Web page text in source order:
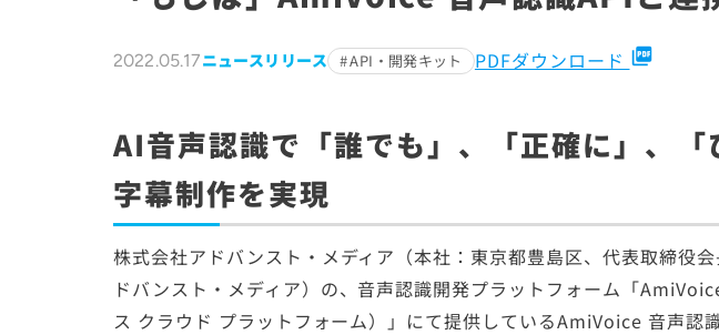
2022.05.17ニュースリリース API・開発キット PDFダウンロード picture_as_pdf
AI音声認識で「誰でも」、「正確に」、「
字幕制作を実現
株式会社アドバンスト・メディア（本社：東京都豊島区、代表取締役
ドバンスト・メディア）の、音声認識開発プラットフォーム「
ス クラウド プラットフォーム）」にて提供しているAmiVoice 音声認